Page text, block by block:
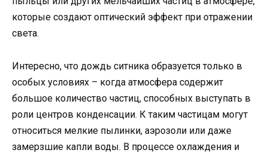
которые создают оптический эффект при отражении
света.
Интересно, что дождь ситника образуется только в
особых условиях – когда атмосфера содержит
большое количество частиц, способных выступать в
роли центров конденсации. К таким частицам могут
относиться мелкие пылинки, аэрозоли или даже
замерзшие капли воды. В процессе охлаждения и